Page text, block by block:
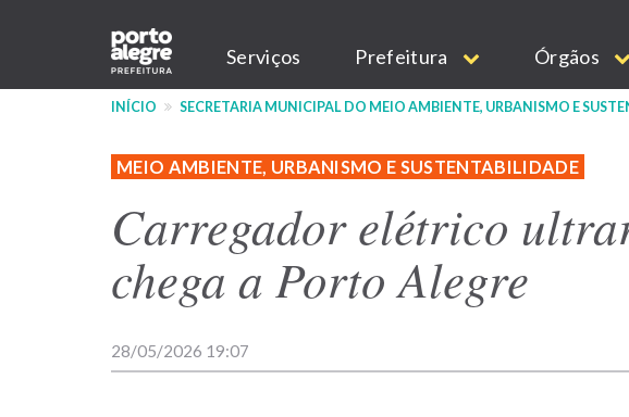
conteúdo
Main
navigation
Serviços Prefeitura Órgãos
INÍCIO SECRETARIA MUNICIPAL DO MEIO AMBIENTE, URBANISMO E
MEIO AMBIENTE, URBANISMO E SUSTENTABILIDADE
Carregador elétrico
chega a Porto Alegre
28/05/2026 19:07